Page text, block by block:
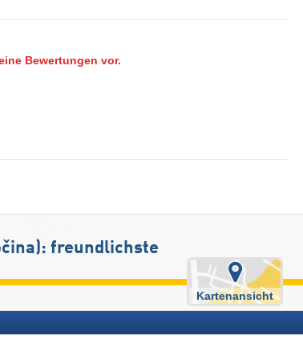
Bewertungen vor.
freundlichste
Kartenansicht